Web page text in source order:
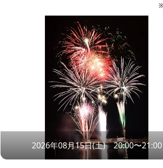
2026年08月15日(土) 20:00〜21:00